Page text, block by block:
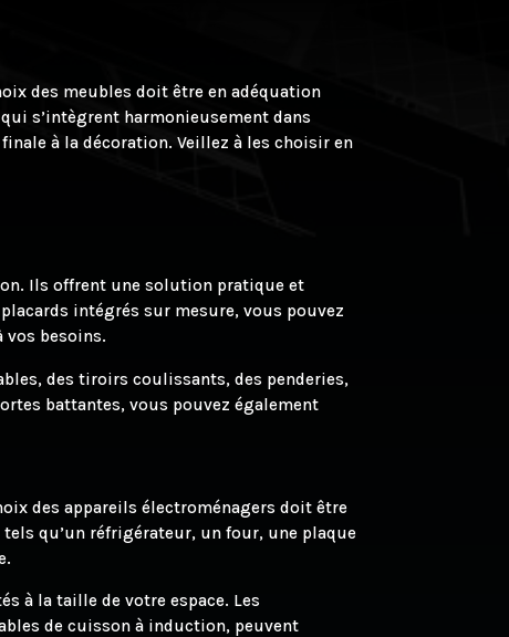
des meubles doit être en adéquation
s’intègrent harmonieusement dans
à la décoration. Veillez à les choisir en
Ils offrent une solution pratique et
intégrés sur mesure, vous pouvez
vos besoins.
des tiroirs coulissants, des penderies,
battantes, vous pouvez également
des appareils électroménagers doit être
qu’un réfrigérateur, un four, une plaque
à la taille de votre espace. Les
de cuisson à induction, peuvent